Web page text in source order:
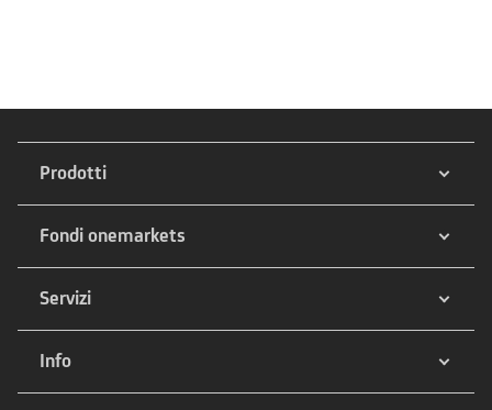
Prodotti
Fondi onemarkets
Servizi
Info